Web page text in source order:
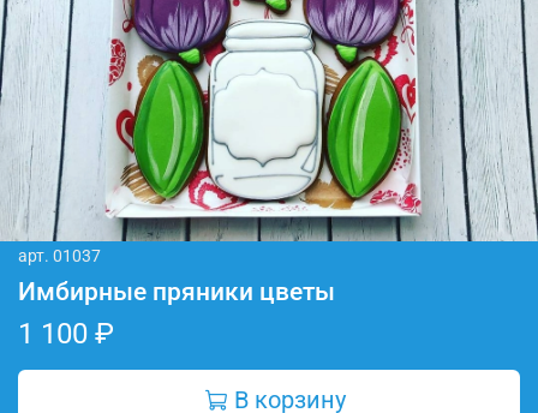
арт. 01037
Имбирные пряники цветы
1 100 ₽
В корзину